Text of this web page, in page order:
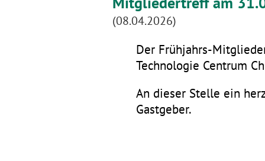
(08.04.2026)
Der Frühjahrs-
Technologie Centrum
An dieser Stelle ein
Gastgeber.